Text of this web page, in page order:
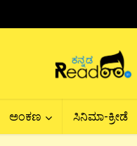
ಅಂಕಣ ಸಿನಿಮಾ-ಕ್ರೀಡೆ